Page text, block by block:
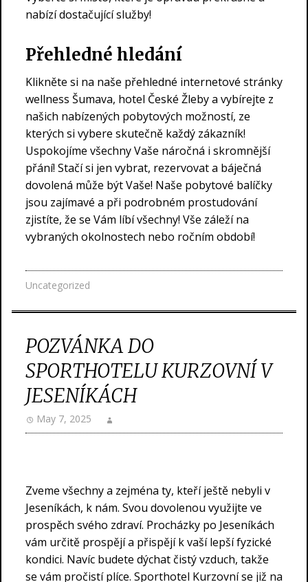
nabízí dostačující služby!
Přehledné hledání
Klikněte si na naše přehledné internetové stránky
wellness Šumava, hotel České Žleby a vybírejte z
našich nabízených pobytových možností, ze
kterých si vybere skutečně každý zákazník!
Uspokojíme všechny Vaše náročná i skromnější
přání! Stačí si jen vybrat, rezervovat a báječná
dovolená může být Vaše! Naše pobytové balíčky
jsou zajímavé a při podrobném prostudování
zjistíte, že se Vám líbí všechny! Vše záleží na
vybraných okolnostech nebo ročním období!
Uncategorized
POZVÁNKA DO
SPORTHOTELU KURZOVNÍ V
JESENÍKÁCH
May 7, 2025
Zveme všechny a zejména ty, kteří ještě nebyli v
Jeseníkách, k nám. Svou dovolenou využijte ve
prospěch svého zdraví. Procházky po Jeseníkách
vám určitě prospějí a přispějí k vaší lepší fyzické
kondici. Navíc budete dýchat čistý vzduch, takže
se vám pročistí plíce. Sporthotel Kurzovní se již na